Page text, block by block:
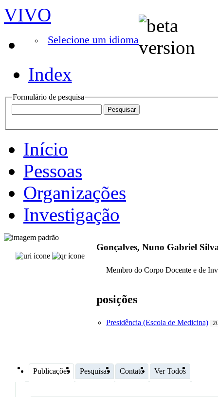
VIVO
Selecione um idioma
Index
Formulário de pesquisa
Início
Pessoas
Organizações
Investigação
Gonçalves, Nuno Gabriel
Membro do Corpo Docente e de
posições
Presidência (Escola de Medicina)
Publicações Pesquisas Contato Ver Todos